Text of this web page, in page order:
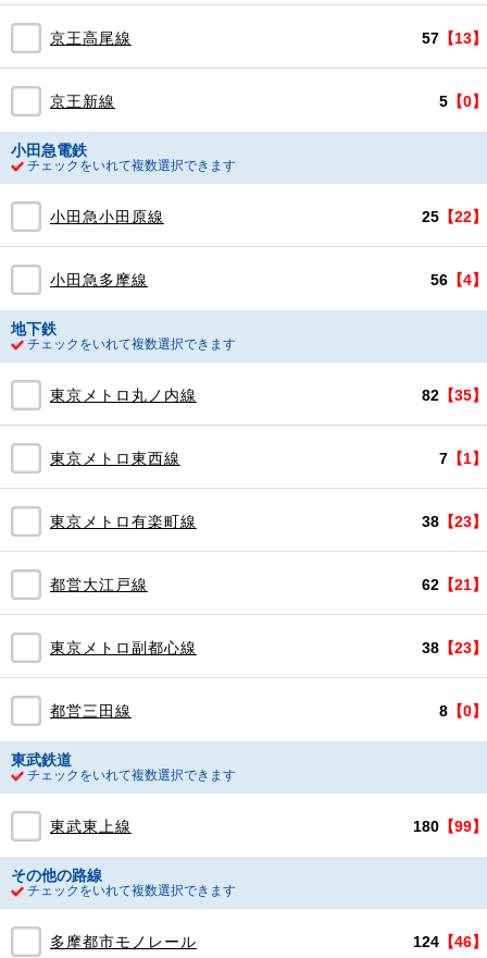
京王高尾線 【13】
57
京王新線 【0】
5
小田急電鉄
チェックをいれて複数選択できます
小田急小田原線 【22】
25
小田急多摩線 【4】
56
地下鉄
チェックをいれて複数選択できます
東京メトロ丸ノ内線 【35】
82
東京メトロ東西線 【1】
7
東京メトロ有楽町線 【23】
38
都営大江戸線 【21】
62
東京メトロ副都心線 【23】
38
都営三田線 【0】
8
東武鉄道
チェックをいれて複数選択できます
東武東上線 【99】
180
その他の路線
チェックをいれて複数選択できます
多摩都市モノレール 【46】
124